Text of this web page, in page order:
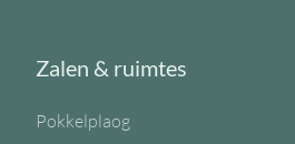
Zalen & ruimtes
Pokkelplaog